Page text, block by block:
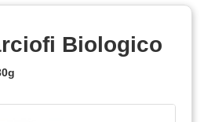
Biologico